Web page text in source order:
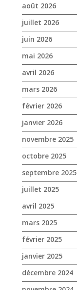
août 2026
juillet 2026
juin 2026
mai 2026
avril 2026
mars 2026
février 2026
janvier 2026
novembre 2025
octobre 2025
septembre 2025
juillet 2025
avril 2025
mars 2025
février 2025
janvier 2025
décembre 2024